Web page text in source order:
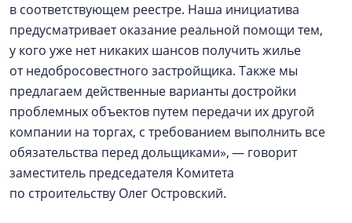
в соответствующем реестре. Наша инициатива
предусматривает оказание реальной помощи тем,
у кого уже нет никаких шансов получить жилье
от недобросовестного застройщика. Также мы
предлагаем действенные варианты достройки
проблемных объектов путем передачи их другой
компании на торгах, с требованием выполнить все
обязательства перед дольщиками», — говорит
заместитель председателя Комитета
по строительству Олег Островский.